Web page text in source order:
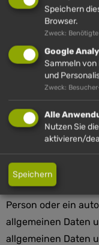
oder andere
ist in allen
Deaktiviert die
Cookies in dem
Umständen nicht
4. ERFASSUNG
UND
Die Internetseite
jedem Aufruf der
Person oder ein
allgemeinen Daten
allgemeinen Daten
Speichern
Browser.
Zweck: Benötigte
Google
Sammeln
und
Zweck:
Alle
Nutzen Sie
aktivieren/
Speichern